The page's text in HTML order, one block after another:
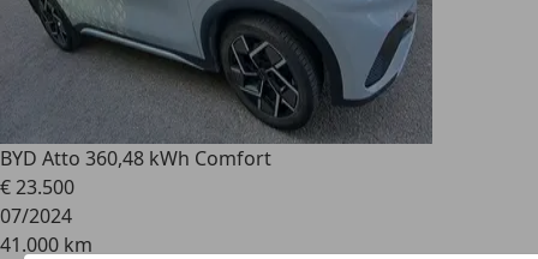
BYD Atto 360,48 kWh Comfort
€ 23.500
07/2024
41.000 km